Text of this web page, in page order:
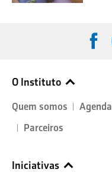
O Instituto
Quem somos Agenda
Parceiros
Iniciativas